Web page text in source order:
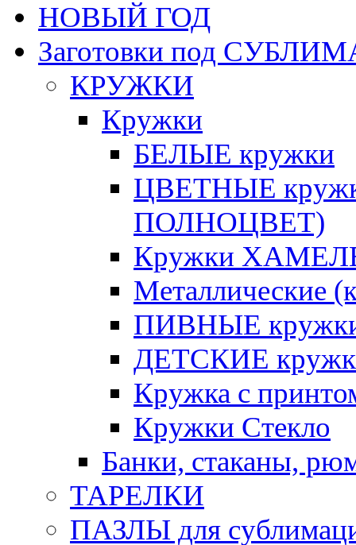
НОВЫЙ ГОД
Заготовки под
КРУЖКИ
Кружки
БЕЛЫЕ кружки
ЦВЕТНЫЕ
ПОЛНОЦВЕТ)
Кружки
Металлические
ПИВНЫЕ
ДЕТСКИЕ
Кружка с
Кружки Стекло
Банки, стаканы,
ТАРЕЛКИ
ПАЗЛЫ для